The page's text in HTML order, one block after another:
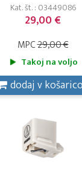
Kat. št. : 03449086
29,00 €
MPC29,00 €
Takoj na voljo
dodaj v košarico